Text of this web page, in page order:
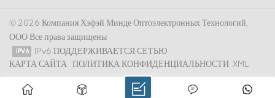
© 2026 Компания Хэфэй Минде Оптоэлектронных Технологий,
ООО Все права защищены
IPv6 ПОДДЕРЖИВАЕТСЯ СЕТЬЮ
КАРТА САЙТА ПОЛИТИКА КОНФИДЕНЦИАЛЬНОСТИ XML